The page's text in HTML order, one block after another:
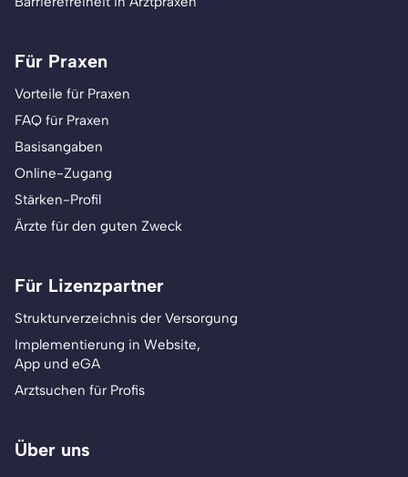
Für Praxen
Vorteile für Praxen
FAQ für Praxen
Basisangaben
Online-Zugang
Stärken-Profil
Ärzte für den guten Zweck
Für Lizenzpartner
Strukturverzeichnis der Versorgung
Implementierung in Website,
App und eGA
Arztsuchen für Profis
Über uns